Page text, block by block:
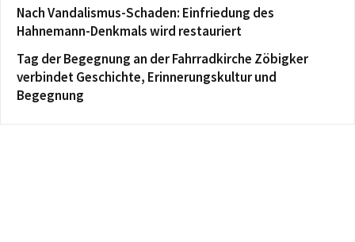
Nach Vandalismus-Schaden: Einfriedung des
Hahnemann-Denkmals wird restauriert
Tag der Begegnung an der Fahrradkirche Zöbigker
verbindet Geschichte, Erinnerungskultur und
Begegnung